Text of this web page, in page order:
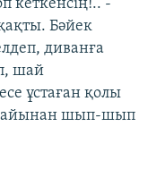
кеткенсің!.. -
Бәйек
диванға
шай
ұстаған қолы
шып-шып